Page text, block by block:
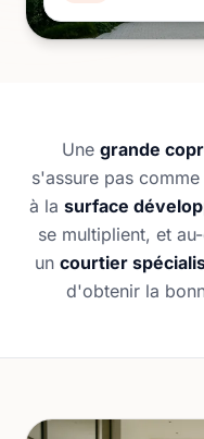
Une grande
s'assure pas
à la surface
se multiplient, et
un courtier
d'obtenir la